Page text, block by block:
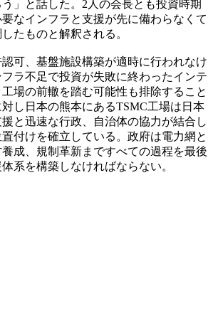
」と話した。2人の会長とも投資時期
なインフラと支援が先に備わらなくて
たものと解釈される。
可、基盤施設構築が適時に行われなけ
ラ不足で投資が失敗に終わったインテ
場の前轍を踏む可能性も排除すること
し日本の熊本にあるTSMC工場は日本
と迅速な行政、自治体の協力が結合し
付けを確立している。政府は電力網と
成、規制革新まですべての過程を最後
系を構築しなければならない。